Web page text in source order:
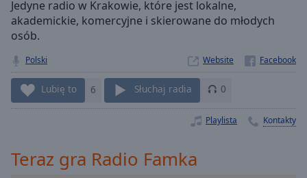
Seek to
live,
currently
live
LIVE
Remaining
Time-
Rate
Jedyne radio w Krakowie, które jest lokalne,
akademickie, komercyjne i skierowane do młodych
osób.
Polski Website
Lubię to 6 Słuchaj radia 0
Playlista Kontakty
Teraz gra Radio Famka